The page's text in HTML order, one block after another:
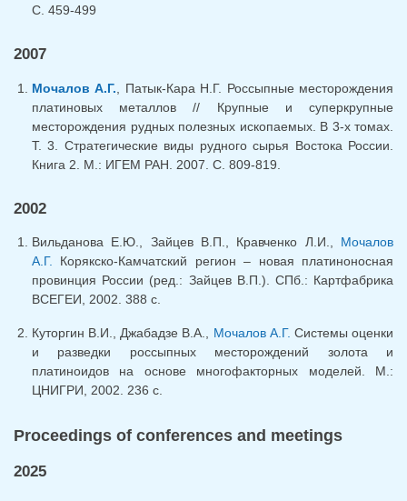
С. 459-499
2007
Мочалов А.Г. , Патык-Кара Н.Г. Россыпные месторождения
платиновых металлов // Крупные и суперкрупные
месторождения рудных полезных ископаемых. В 3-х томах.
Т. 3. Стратегические виды рудного сырья Востока России.
Книга 2. М.: ИГЕМ РАН. 2007. С. 809-819.
2002
Вильданова Е.Ю., Зайцев В.П., Кравченко Л.И., Мочалов
А.Г. Корякско-Камчатский регион – новая платиноносная
провинция России (ред.: Зайцев В.П.). СПб.: Картфабрика
ВСЕГЕИ, 2002. 388 с.
Куторгин В.И., Джабадзе В.А., Мочалов А.Г. Системы оценки
и разведки россыпных месторождений золота и
платиноидов на основе многофакторных моделей. М.:
ЦНИГРИ, 2002. 236 с.
Proceedings of conferences and meetings
2025